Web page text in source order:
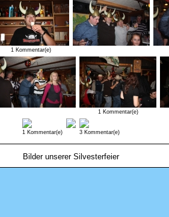
1 Kommentar(e)
1 Kommentar(e)
1 Kommentar(e) 3 Kommentar(e)
Bilder unserer Silvesterfeier